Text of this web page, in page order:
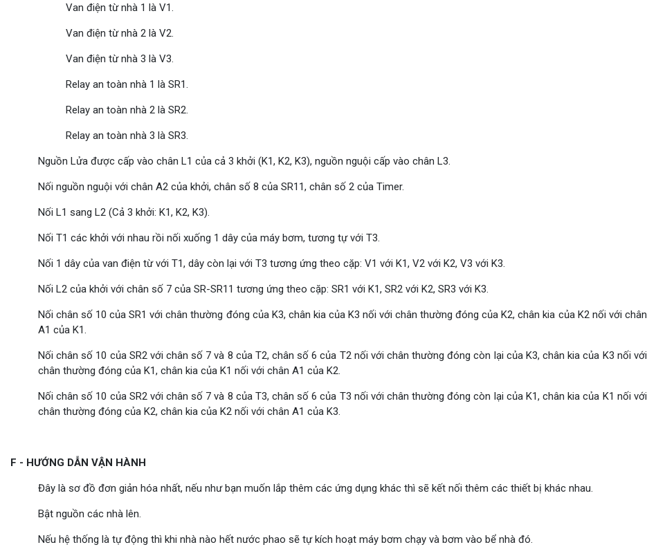
Van điện từ nhà 1 là V1.
Van điện từ nhà 2 là V2.
Van điện từ nhà 3 là V3.
Relay an toàn nhà 1 là SR1.
Relay an toàn nhà 2 là SR2.
Relay an toàn nhà 3 là SR3.
Nguồn Lửa được cấp vào chân L1 của cả 3 khởi (K1, K2, K3), nguồn nguội cấp vào chân L3.
Nối nguồn nguội với chân A2 của khởi, chân số 8 của SR11, chân số 2 của Timer.
Nối L1 sang L2 (Cả 3 khởi: K1, K2, K3).
Nối T1 các khởi với nhau rồi nối xuống 1 dây của máy bơm, tương tự với T3.
Nối 1 dây của van điện từ với T1, dây còn lại với T3 tương ứng theo cặp: V1 với K1, V2 với K2, V3 với K3.
Nối L2 của khởi với chân số 7 của SR-SR11 tương ứng theo cặp: SR1 với K1, SR2 với K2, SR3 với K3.
Nối chân số 10 của SR1 với chân thường đóng của K3, chân kia của K3 nối với chân thường đóng của K2, chân kia của K2 nối với chân
A1 của K1.
Nối chân số 10 của SR2 với chân số 7 và 8 của T2, chân số 6 của T2 nối với chân thường đóng còn lại của K3, chân kia của K3 nối với
chân thường đóng của K1, chân kia của K1 nối với chân A1 của K2.
Nối chân số 10 của SR2 với chân số 7 và 8 của T3, chân số 6 của T3 nối với chân thường đóng còn lại của K1, chân kia của K1 nối với
chân thường đóng của K2, chân kia của K2 nối với chân A1 của K3.
F - HƯỚNG DẪN VẬN HÀNH
Đây là sơ đồ đơn giản hóa nhất, nếu như bạn muốn lắp thêm các ứng dụng khác thì sẽ kết nối thêm các thiết bị khác nhau.
Bật nguồn các nhà lên.
Nếu hệ thống là tự động thì khi nhà nào hết nước phao sẽ tự kích hoạt máy bơm chạy và bơm vào bể nhà đó.